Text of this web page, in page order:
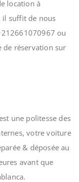
location à
il suffit de nous
ou
de réservation sur
une politesse des
votre voiture
& déposée au
avant que